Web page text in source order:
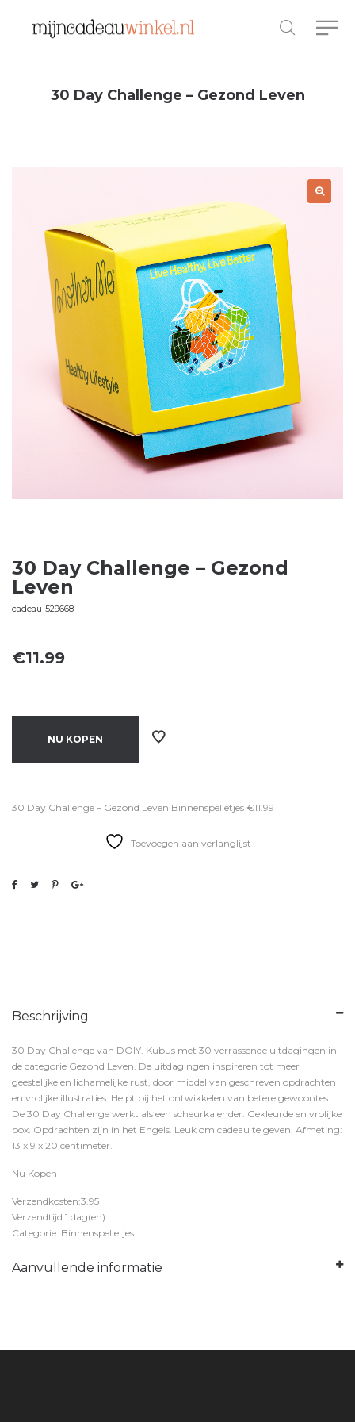
30 Day Challenge – Gezond Leven
30 Day Challenge – Gezond
Leven
cadeau-529668
€11.99
NU KOPEN
30 Day Challenge – Gezond Leven Binnenspelletjes €11.99
Toevoegen aan verlanglijst
Beschrijving
30 Day Challenge van DOIY. Kubus met 30 verrassende uitdagingen in
de categorie Gezond Leven. De uitdagingen inspireren tot meer
geestelijke en lichamelijke rust, door middel van geschreven opdrachten
en vrolijke illustraties. Helpt bij het ontwikkelen van betere gewoontes.
De 30 Day Challenge werkt als een scheurkalender. Gekleurde en vrolijke
box. Opdrachten zijn in het Engels. Leuk om cadeau te geven. Afmeting:
13 x 9 x 20 centimeter.
Nu Kopen
Verzendkosten:3.95
Verzendtijd:1 dag(en)
Categorie: Binnenspelletjes
Aanvullende informatie